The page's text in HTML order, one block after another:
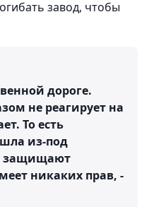
завод, чтобы
дороге.
не реагирует на
То есть
из-под
защищают
никаких прав, -